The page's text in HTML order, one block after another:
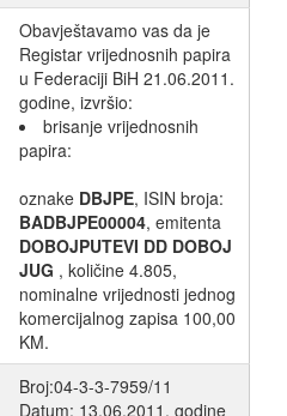
Obavještavamo vas da je
Registar vrijednosnih papira
u Federaciji BiH 21.06.2011.
godine, izvršio:
brisanje vrijednosnih
papira:
oznake DBJPE, ISIN broja:
BADBJPE00004, emitenta
DOBOJPUTEVI DD DOBOJ
JUG , količine 4.805,
nominalne vrijednosti jednog
komercijalnog zapisa 100,00
KM.
Broj:04-3-3-7959/11
Datum: 13.06.2011. godine